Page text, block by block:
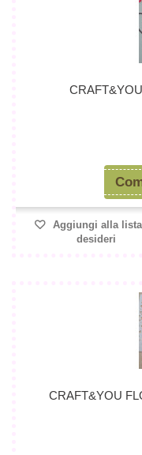
Aggiungi alla
desideri
CRAFT&YOU